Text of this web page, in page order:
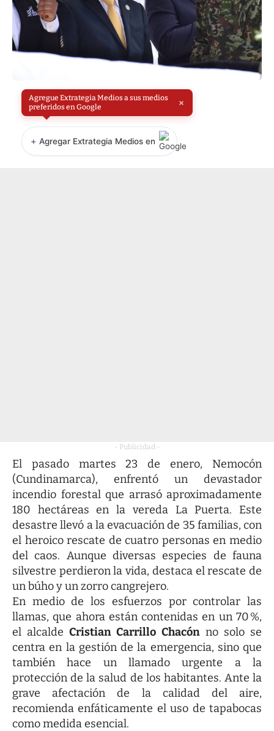
Agregue Extrategia Medios a sus medios
preferidos en Google
×
+ Agregar Extrategia Medios en
- Publicidad -
El pasado martes 23 de enero, Nemocón
(Cundinamarca), enfrentó un devastador
incendio forestal que arrasó aproximadamente
180 hectáreas en la vereda La Puerta. Este
desastre llevó a la evacuación de 35 familias, con
el heroico rescate de cuatro personas en medio
del caos. Aunque diversas especies de fauna
silvestre perdieron la vida, destaca el rescate de
un búho y un zorro cangrejero.
En medio de los esfuerzos por controlar las
llamas, que ahora están contenidas en un 70 %,
el alcaldeCristian Carrillo Chacónno solo se
centra en la gestión de la emergencia, sino que
también hace un llamado urgente a la
protección de la salud de los habitantes. Ante la
grave afectación de la calidad del aire,
recomienda enfáticamente el uso de tapabocas
como medida esencial.